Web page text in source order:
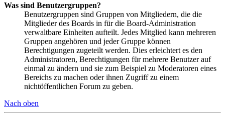
Was sind Benutzergruppen?
Benutzergruppen sind Gruppen von Mitgliedern, die die
Mitglieder des Boards in für die Board-Administration
verwaltbare Einheiten aufteilt. Jedes Mitglied kann mehreren
Gruppen angehören und jeder Gruppe können
Berechtigungen zugeteilt werden. Dies erleichtert es den
Administratoren, Berechtigungen für mehrere Benutzer auf
einmal zu ändern und sie zum Beispiel zu Moderatoren eines
Bereichs zu machen oder ihnen Zugriff zu einem
nichtöffentlichen Forum zu geben.
Nach oben